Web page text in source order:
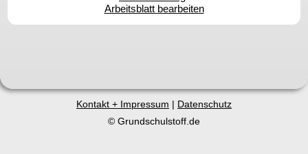
Arbeitsblatt bearbeiten
Kontakt + Impressum
Datenschutz
© Grundschulstoff.de